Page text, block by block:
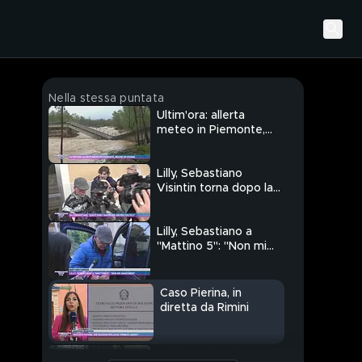
Nella stessa puntata
Ultim'ora: allerta
meteo in Piemonte,
Lilly, Sebastiano
Visintin torna dopo la
Lilly, Sebastiano a
"Mattino 5": "Non mi
Caso Pierina, in
diretta da Rimini